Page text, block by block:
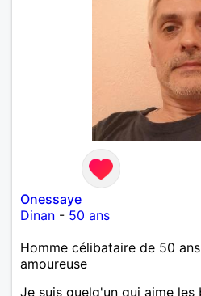
Onessaye
Dinan - 50 ans
Homme célibataire de 50
amoureuse
Je suis quelq'un qui aime les